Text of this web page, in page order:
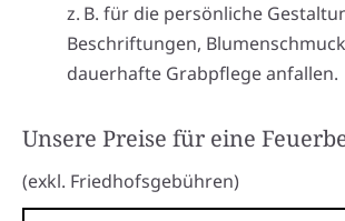
z. B. für die persönliche
Beschriftungen,
dauerhafte Grabpflege anfallen.
Unsere Preise für eine
(exkl. Friedhofsgebühren)